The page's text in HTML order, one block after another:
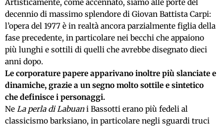
Artisticamente, come accennato, siamo alle porte del
decennio di massimo splendore di Giovan Battista Carpi:
l’opera del 1977 è in realtà ancora parzialmente figlia della
fase precedente, in particolare nei becchi che appaiono
più lunghi e sottili di quelli che avrebbe disegnato dieci
anni dopo.
Le corporature papere apparivano inoltre più slanciate e
dinamiche, grazie a un segno molto sottile e sintetico
che definisce i personaggi.
Ne La perla di Labuani Bassotti erano più fedeli al
classicismo barksiano, in particolare negli sguardi truci